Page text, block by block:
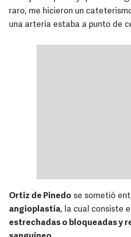
raro, me hicieron un
una arteria estaba a punto de
Ortiz de Pinedo se sometió
angioplastia, la cual consiste
estrechadas o bloqueadas y